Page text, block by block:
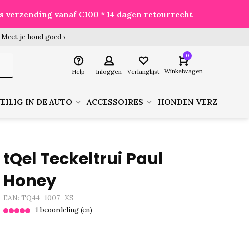
verzending vanaf €100 * 14 dagen retourrecht
Meet je hond goed voor je besteld!
Help Inloggen Verlanglijst
0
Winkelwagen
IN DE AUTO ACCESSOIRES HONDEN
tQel Teckeltrui Paul
Honey
EAN: TQ44_1007_XS
1 beoordeling (en)